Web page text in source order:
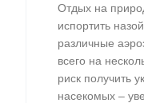
Отдых на
испортить
различные
всего на
риск получить
насекомых –